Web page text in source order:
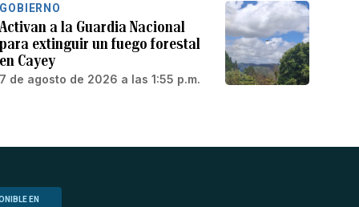
GOBIERNO
Activan a la Guardia Nacional
para extinguir un fuego forestal
en Cayey
7 de agosto de 2026 a las 1:55 p.m.
EN